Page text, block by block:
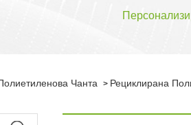
Чанта > Рециклирана